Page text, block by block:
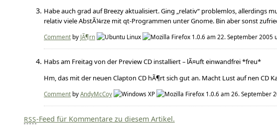
Habe auch grad auf Breezy aktualisiert. Ging „relativ“ problemlos, allerdings
relativ viele AbstÃ¼rze mit qt-Programmen unter Gnome. Bin aber sonst
Comment by JÃ¶rn am 22. September 2005
Habs am Freitag von der Preview CD installiert – lÃ¤uft einwandfrei *freu*
Hm, das mit der neuen Clapton CD hÃ¶rt sich gut an. Macht Lust auf nen CD
Comment by AndyMcCoy am 26. September
RSS-Feed für Kommentare zu diesem Artikel.